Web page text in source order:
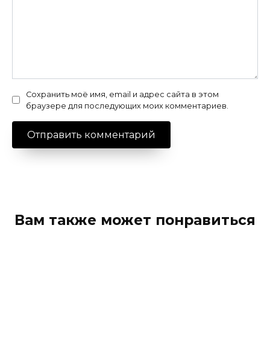
Сохранить моё имя, email и адрес сайта в этом
браузере для последующих моих комментариев.
Вам также может понравиться